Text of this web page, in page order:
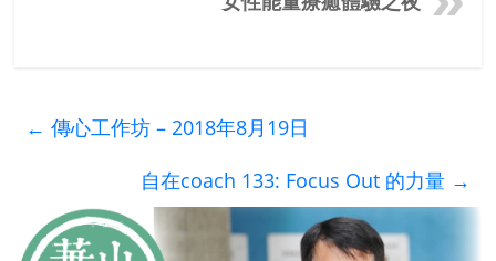
← 傳心工作坊 – 2018年8月19日
自在coach 133: Focus Out 的力量 →